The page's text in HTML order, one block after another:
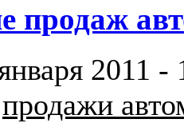
продаж
2011 -
продажи